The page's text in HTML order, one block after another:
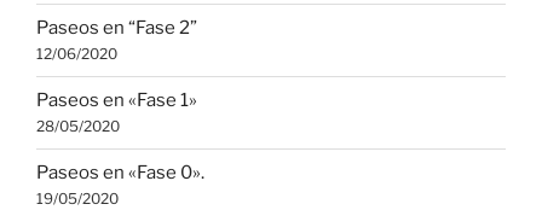
Paseos en “Fase 2”
12/06/2020
Paseos en «Fase 1»
28/05/2020
Paseos en «Fase 0».
19/05/2020